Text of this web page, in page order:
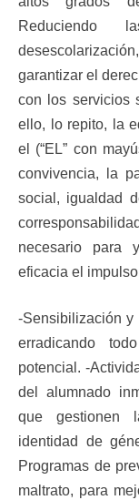
garantizar el
con los servicios
ello, lo repito, la
el (“EL” con
convivencia, la
social, igualdad
necesario para
eficacia el
-Sensibilización y
erradicando
potencial. -
del alumnado
que gestionen
identidad de
Programas de
maltrato, para